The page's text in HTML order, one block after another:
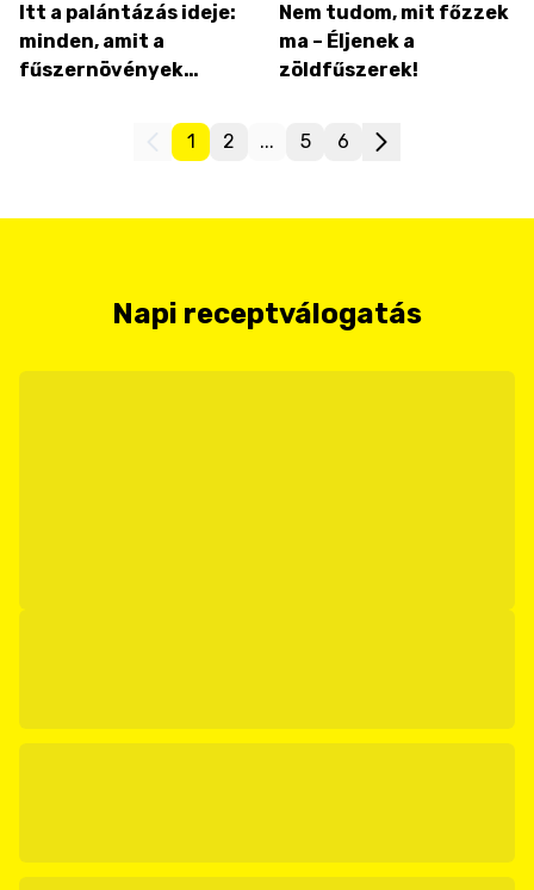
Itt a palántázás ideje:
minden, amit a
fűszernövények
Nem tudom, mit főzzek
ma – Éljenek a
zöldfűszerek!
1 2 ... 5 6
Napi receptválogatás